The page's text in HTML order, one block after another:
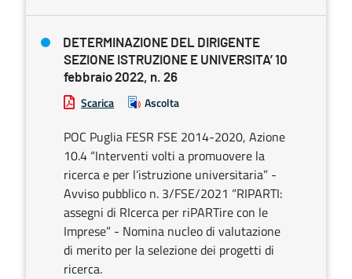
DETERMINAZIONE DEL DIRIGENTE
SEZIONE ISTRUZIONE E UNIVERSITA’ 10
febbraio 2022, n. 26
Scarica Ascolta
POC Puglia FESR FSE 2014-2020, Azione
10.4 “Interventi volti a promuovere la
ricerca e per l’istruzione universitaria” -
Avviso pubblico n. 3/FSE/2021 “RIPARTI:
assegni di RIcerca per riPARTire con le
Imprese” - Nomina nucleo di valutazione
di merito per la selezione dei progetti di
ricerca.